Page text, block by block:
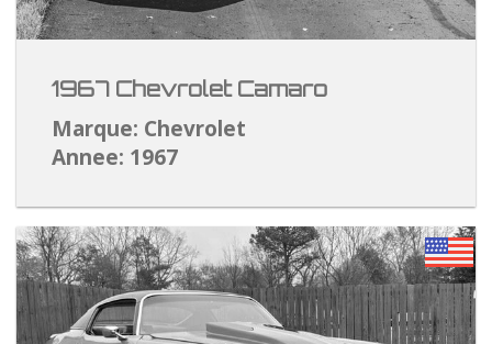
1967 Chevrolet Camaro
Marque: Chevrolet
Annee: 1967